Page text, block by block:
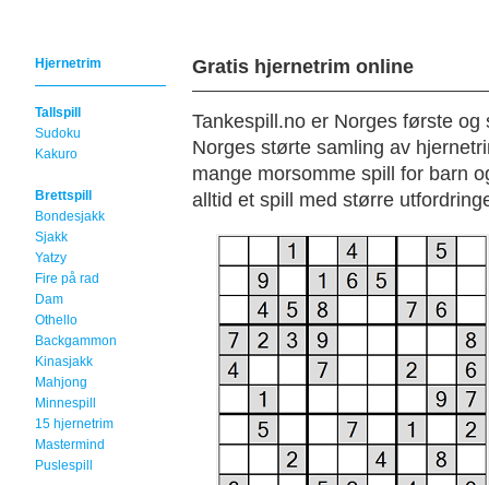
Hjernetrim
Tallspill
Sudoku
Kakuro
Brettspill
Bondesjakk
Sjakk
Yatzy
Fire på rad
Dam
Othello
Backgammon
Kinasjakk
Mahjong
Minnespill
15 hjernetrim
Mastermind
Puslespill
Gratis hjernetrim online
Tankespill.no er Norges første
Norges størte samling av
mange morsomme spill for barn
alltid et spill med større